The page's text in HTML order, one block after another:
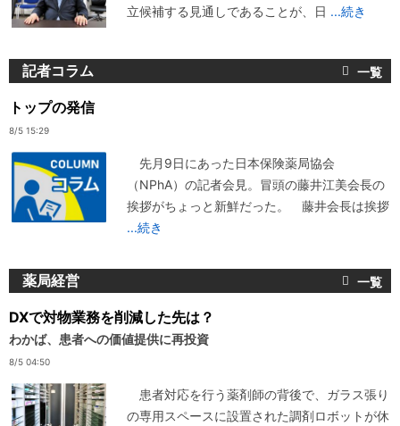
立候補する見通しであることが、日 ...続き
記者コラム
トップの発信
8/5 15:29
先月9日にあった日本保険薬局協会
（NPhA）の記者会見。冒頭の藤井江美会長の
挨拶がちょっと新鮮だった。 藤井会長は挨拶
...続き
薬局経営
DXで対物業務を削減した先は？
わかば、患者への価値提供に再投資
8/5 04:50
患者対応を行う薬剤師の背後で、ガラス張り
の専用スペースに設置された調剤ロボットが休